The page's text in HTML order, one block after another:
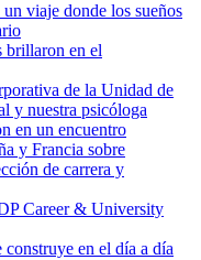
viaje donde los sueños
brillaron en el
de la Unidad de
y nuestra psicóloga
en un encuentro
y Francia sobre
de carrera y
Career & University
en el día a día